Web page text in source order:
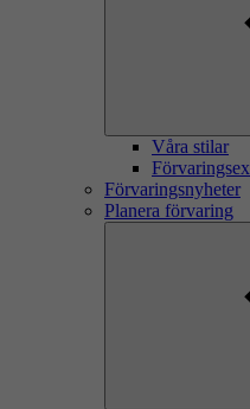
Våra stilar
Förvaringsnyheter
Planera förvaring